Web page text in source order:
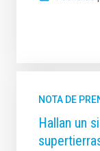
NOTA DE
Hallan un